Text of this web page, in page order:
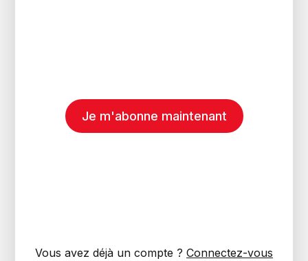
Je m'abonne maintenant
Vous avez déjà un compte ? Connectez-vous